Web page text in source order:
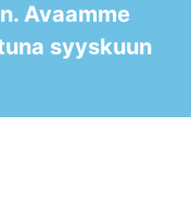
Avaamme
syyskuun